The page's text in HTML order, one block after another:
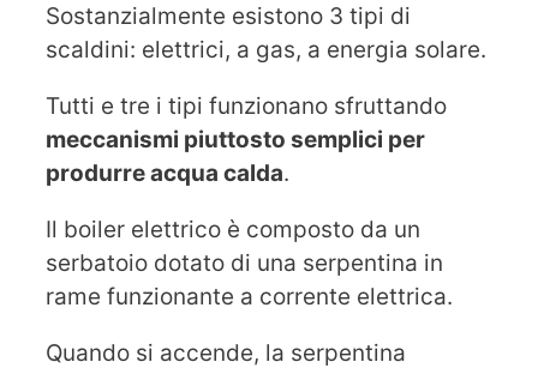
Sostanzialmente esistono 3 tipi di
scaldini: elettrici, a gas, a energia solare.
Tutti e tre i tipi funzionano sfruttando
meccanismi piuttosto semplici per
produrre acqua calda.
Il boiler elettrico è composto da un
serbatoio dotato di una serpentina in
rame funzionante a corrente elettrica.
Quando si accende, la serpentina